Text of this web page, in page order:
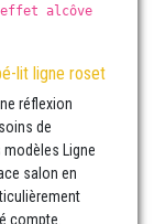
effet alcôve
lit ligne roset
réflexion
de
Ligne
salon en
compte.